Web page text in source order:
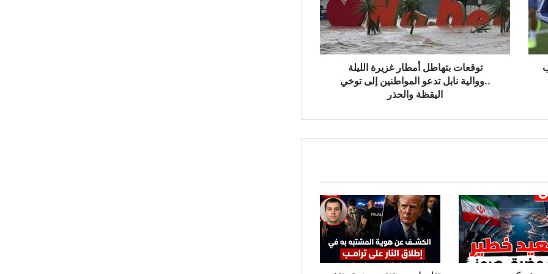
ت
ب
ت
ه
م
ز
ي
ر
ة
ا
ل
ل
توقعات بتهاطل أمطار غزيرة الليلة
..ووالية نابل تدعو المواطنين إلى توخي
اليقظة والحذر